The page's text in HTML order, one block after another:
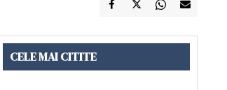
CELE MAI CITITE